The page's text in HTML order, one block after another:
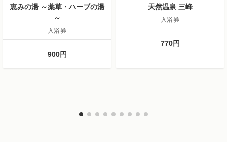
恵みの湯 ～薬草・ハーブの湯
～
入浴券
900円
天然温泉 三峰
入浴券
770円